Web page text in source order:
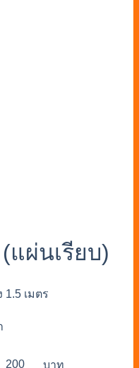
แผ่นเรียบ)
1.5 เมตร
200 บาท